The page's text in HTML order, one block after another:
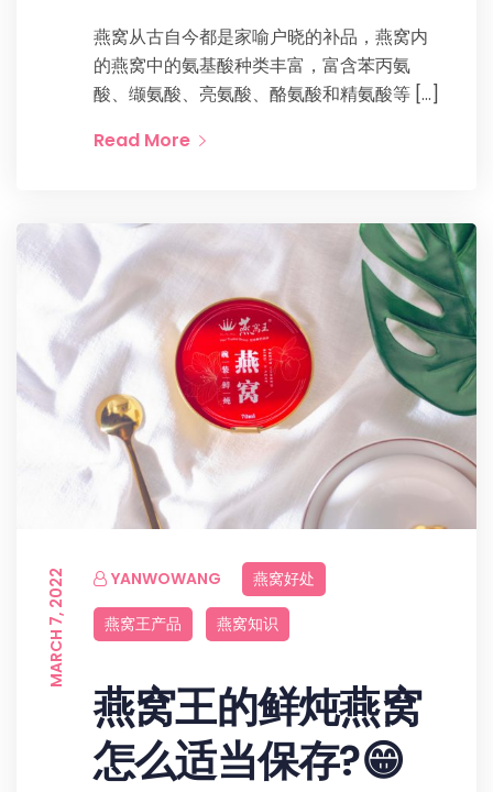
燕窝从古自今都是家喻户晓的补品，燕窝内
的燕窝中的氨基酸种类丰富，富含苯丙氨
酸、缬氨酸、亮氨酸、酪氨酸和精氨酸等 […]
Read More
YANWOWANG
MARCH 7, 2022 燕窝好处
燕窝王产品 燕窝知识
燕窝王的鲜炖燕窝
怎么适当保存?😁